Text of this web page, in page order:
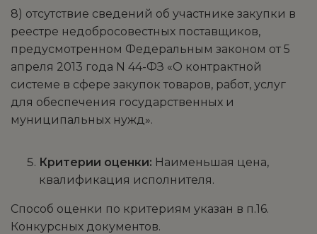
8) отсутствие сведений об участнике закупки в
реестре недобросовестных поставщиков,
предусмотренном Федеральным законом от 5
апреля 2013 года N 44-ФЗ «О контрактной
системе в сфере закупок товаров, работ, услуг
для обеспечения государственных и
муниципальных нужд».
Критерии оценки: Наименьшая цена,
квалификация исполнителя.
Способ оценки по критериям указан в п.16.
Конкурсных документов.